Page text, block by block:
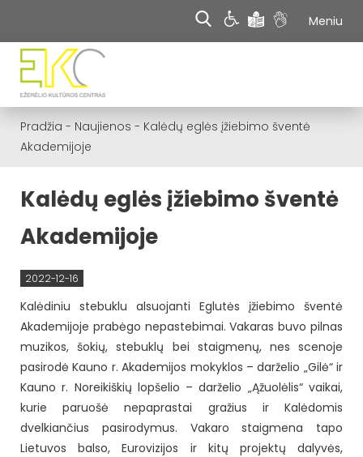
Meniu
Pradžia - Naujienos - Kalėdų eglės įžiebimo šventė
Akademijoje
Kalėdų eglės įžiebimo šventė
Akademijoje
2022-12-16
Kalėdiniu stebuklu alsuojanti Eglutės įžiebimo šventė
Akademijoje prabėgo nepastebimai. Vakaras buvo pilnas
muzikos, šokių, stebuklų bei staigmenų, nes scenoje
pasirodė Kauno r. Akademijos mokyklos – darželio „Gilė“ ir
Kauno r. Noreikiškių lopšelio – darželio „Ąžuolėlis“ vaikai,
kurie paruošė nepaprastai gražius ir Kalėdomis
dvelkiančius pasirodymus. Vakaro staigmena tapo
Lietuvos balso, Eurovizijos ir kitų projektų dalyvės,